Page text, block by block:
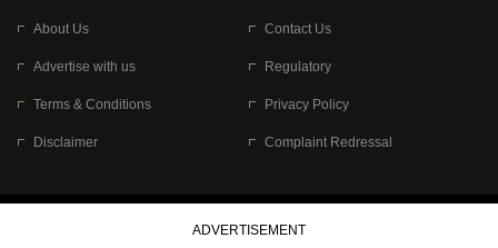
About Us Contact Us
Advertise with us Regulatory
Terms & Conditions Privacy Policy
Disclaimer Complaint Redressal